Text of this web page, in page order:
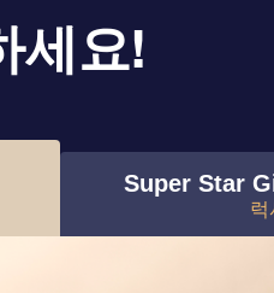
세요!
Super Star
럭